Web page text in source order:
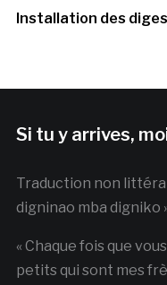
Installation des
Si tu y arrives,
Traduction non
digninao mba digniko
« Chaque fois que
petits qui sont mes